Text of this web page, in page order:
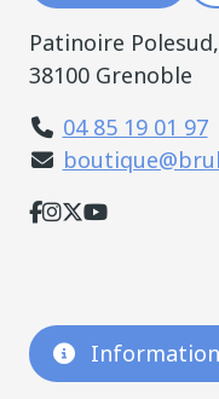
Patinoire
38100 Grenoble
04 85 19 01 97